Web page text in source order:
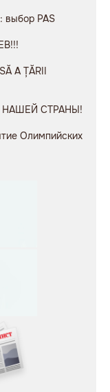
PAS
A ȚĂRII
СТРАНЫ!
Олимпийских